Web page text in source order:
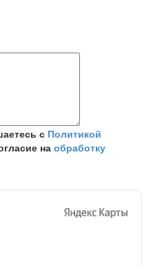
с Политикой
наобработку